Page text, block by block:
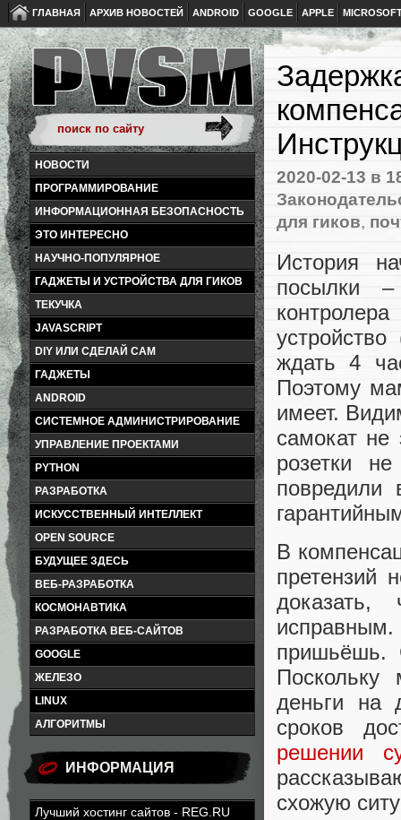
ГЛАВНАЯ АРХИВ НОВОСТЕЙ ANDROID GOOGLE APPLE
НОВОСТИ
ПРОГРАММИРОВАНИЕ
ИНФОРМАЦИОННАЯ БЕЗОПАСНОСТЬ
ЭТО ИНТЕРЕСНО
НАУЧНО-ПОПУЛЯРНОЕ
ГАДЖЕТЫ И УСТРОЙСТВА ДЛЯ ГИКОВ
ТЕКУЧКА
JAVASCRIPT
DIY ИЛИ СДЕЛАЙ САМ
ГАДЖЕТЫ
ANDROID
СИСТЕМНОЕ АДМИНИСТРИРОВАНИЕ
УПРАВЛЕНИЕ ПРОЕКТАМИ
PYTHON
РАЗРАБОТКА
ИСКУССТВЕННЫЙ ИНТЕЛЛЕКТ
OPEN SOURCE
БУДУЩЕЕ ЗДЕСЬ
ВЕБ-РАЗРАБОТКА
КОСМОНАВТИКА
РАЗРАБОТКА ВЕБ-САЙТОВ
GOOGLE
ЖЕЛЕЗО
LINUX
АЛГОРИТМЫ
ИНФОРМАЦИЯ
Лучший хостинг сайтов - REG.RU
2020-02-13 в
для гиков,
История
посылки –
ждать 4
Поэтому
имеет.
самокат не
розетки
В
претензий
пришьёшь.
деньги на
сроков
решении
схожую